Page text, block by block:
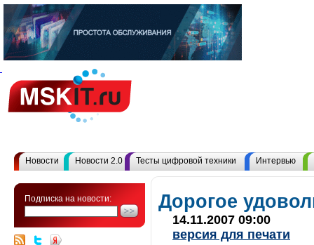
Новости Новости 2.0 Тесты цифровой техники Интервью
Подписка на новости: Дорогое
14.11.2007 09:00
версия для печати